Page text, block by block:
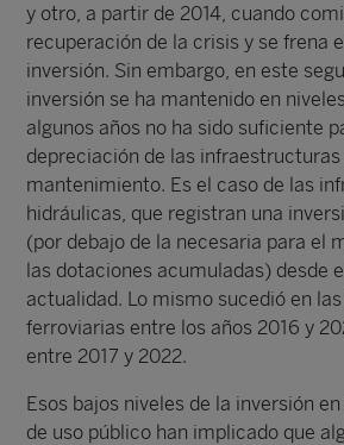
y otro, a partir de 2014, cuando
recuperación de la crisis y se frena
inversión. Sin embargo, en este
inversión se ha mantenido en
algunos años no ha sido suficiente
depreciación de las
mantenimiento. Es el caso de las
hidráulicas, que registran una
(por debajo de la necesaria para el
las dotaciones acumuladas) desde
actualidad. Lo mismo sucedió en
ferroviarias entre los años 2016 y
entre 2017 y 2022.
Esos bajos niveles de la inversión
de uso público han implicado que